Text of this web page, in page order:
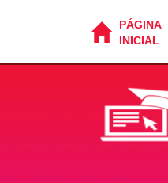
PÁGINA
INICIAL